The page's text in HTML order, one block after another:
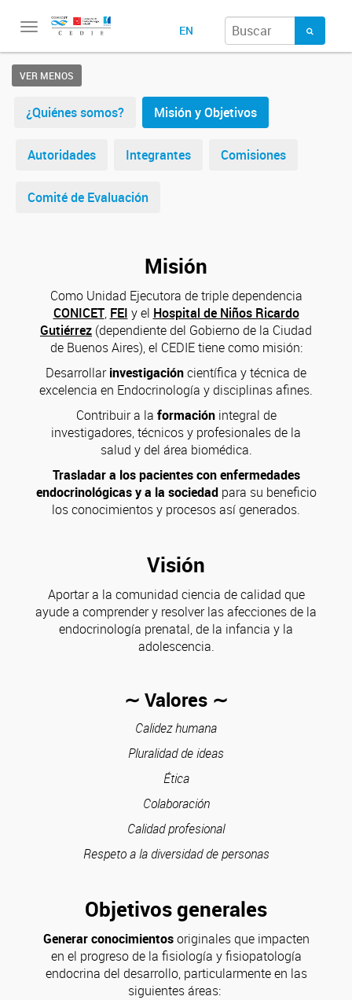
Toggle
EN
VER MENOS
¿Quiénes somos? Misión y Objetivos
Autoridades Integrantes Comisiones
Comité de Evaluación
Misión
Como Unidad Ejecutora de triple dependencia
CONICET, FEI y el Hospital de Niños Ricardo
Gutiérrez (dependiente del Gobierno de la Ciudad
de Buenos Aires), el CEDIE tiene como misión:
Desarrollarinvestigacióncientífica y técnica de
excelencia en Endocrinología y disciplinas afines.
Contribuir a la formaciónintegral de
investigadores, técnicos y profesionales de la
salud y del área biomédica.
Trasladar a los pacientes con enfermedades
endocrinológicas y a la sociedadpara su beneficio
los conocimientos y procesos así generados.
Visión
Aportar a la comunidad ciencia de calidad que
ayude a comprender y resolver las afecciones de la
endocrinología prenatal, de la infancia y la
adolescencia.
∼ Valores ∼
Calidez humana
Pluralidad de ideas
Ética
Colaboración
Calidad profesional
Respeto a la diversidad de personas
Objetivos generales
Generar conocimientosoriginales que impacten
en el progreso de la fisiología y fisiopatología
endocrina del desarrollo, particularmente en las
siguientes áreas: